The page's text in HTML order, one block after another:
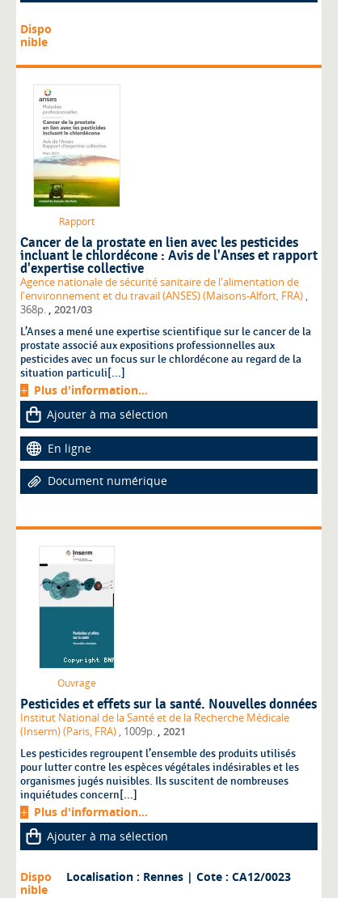
Dispo
nible
Rapport
Cancer de la prostate en lien avec les pesticides
incluant le chlordécone : Avis de l'Anses et rapport
d'expertise collective
Agence nationale de sécurité sanitaire de l'alimentation de
l'environnement et du travail (ANSES) (Maisons-Alfort, FRA) ,
368p. , 2021/03
L’Anses a mené une expertise scientifique sur le cancer de la
prostate associé aux expositions professionnelles aux
pesticides avec un focus sur le chlordécone au regard de la
situation particuli[...]
Plus d'information...
Ajouter à ma sélection
En ligne
Document numérique
Ouvrage
Pesticides et effets sur la santé. Nouvelles données
Institut National de la Santé et de la Recherche Médicale
(Inserm) (Paris, FRA) , 1009p. 2021
Les pesticides regroupent l’ensemble des produits utilisés
pour lutter contre les espèces végétales indésirables et les
organismes jugés nuisibles. Ils suscitent de nombreuses
inquiétudes concern[...]
Plus d'information...
Ajouter à ma sélection
Dispo
nible
Localisation : Rennes | Cote : CA12/0023